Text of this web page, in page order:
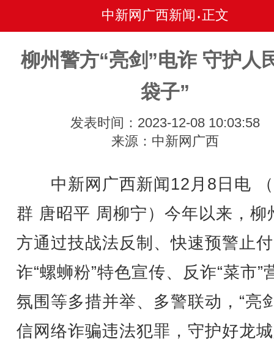
中新网广西新闻 • 正文
柳州警方“亮剑”电诈 守护人
袋子”
发表时间：2023-12-08 10:03:58
来源：中新网广西
中新网广西新闻12月8日电
群 唐昭平 周柳宁）今年以来，柳
方通过技战法反制、快速预警止
诈“螺蛳粉”特色宣传、反诈“菜市”
氛围等多措并举、多警联动，“亮
信网络诈骗违法犯罪，守护好龙